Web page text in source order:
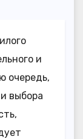
и
очередь,
выбора